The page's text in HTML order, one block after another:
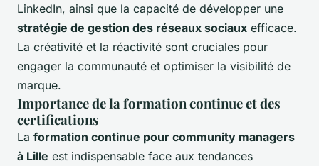
LinkedIn, ainsi que la capacité de développer une
stratégie de gestion des réseaux sociaux efficace.
La créativité et la réactivité sont cruciales pour
engager la communauté et optimiser la visibilité de
marque.
Importance de la formation continue et des
certifications
La formation continue pour community managers
à Lille est indispensable face aux tendances